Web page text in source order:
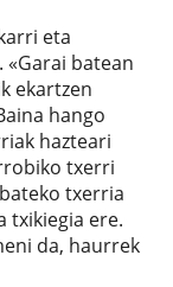
eta
batean
ekartzen
hango
hazteari
txerri
txerria
txikiegia ere.
da, haurrek